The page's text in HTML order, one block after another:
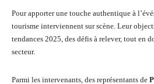
Pour apporter une touche authentique à
tourisme interviennent sur scène. Leur
tendances 2025, des défis à relever, tout en
secteur.
Parmi les intervenants, des représentants de